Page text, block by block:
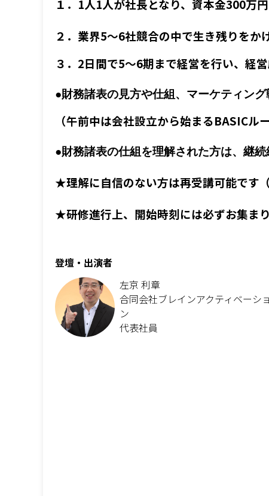
１．1人1人が社長となり、資本金300万
２．業界5～6社競合の中で生き残りをか
３．2日間で5～6期まで経営を行い、経
●財務諸表の見方や仕組、マーケティング
（午前中は会社設立から始まるBASICル
●財務諸表の仕組を理解された方は、継続
★理解に自信のない方は再受講可能です（
★研修進行上、開始時刻には必ずお集まり
登壇・出演者
左京 利章
合同会社ブレインアクティベーショ
ン
代表社員